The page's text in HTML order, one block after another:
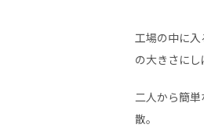
工場の中に
の大きさに
二人から簡
散。